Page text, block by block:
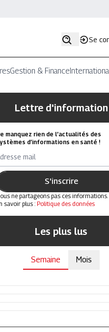
Se
Gestion & Finance
Lettre d'information
manquez rien de l’actualités des
d’informations en santé !
mail
S'inscrire
ne partageons pas ces
savoir plus : Politique des données
Les plus lus
Semaine Mois